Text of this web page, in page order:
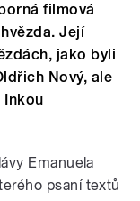
filmová
Její
jako byli
Nový, ale
Inkou
Emanuela
psaní textů